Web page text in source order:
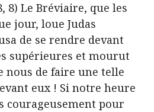
8) Le Bréviaire, que les
jour, loue Judas
de se rendre devant
supérieures et mourut
nous de faire une telle
eux ! Si notre heure
courageusement pour